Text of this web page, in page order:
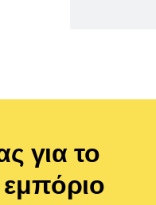
για το
εμπόριο